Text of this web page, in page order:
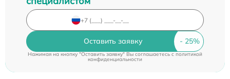
Оставить заявку
Нажимая на кнопку "Оставить заявку" Вы соглашаетесь c политикой
конфиденциальности